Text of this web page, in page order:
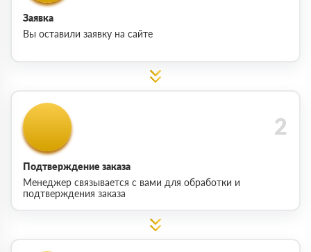
Заявка
Вы оставили заявку на сайте
Подтверждение заказа
Менеджер связывается с вами для обработки и
подтверждения заказа